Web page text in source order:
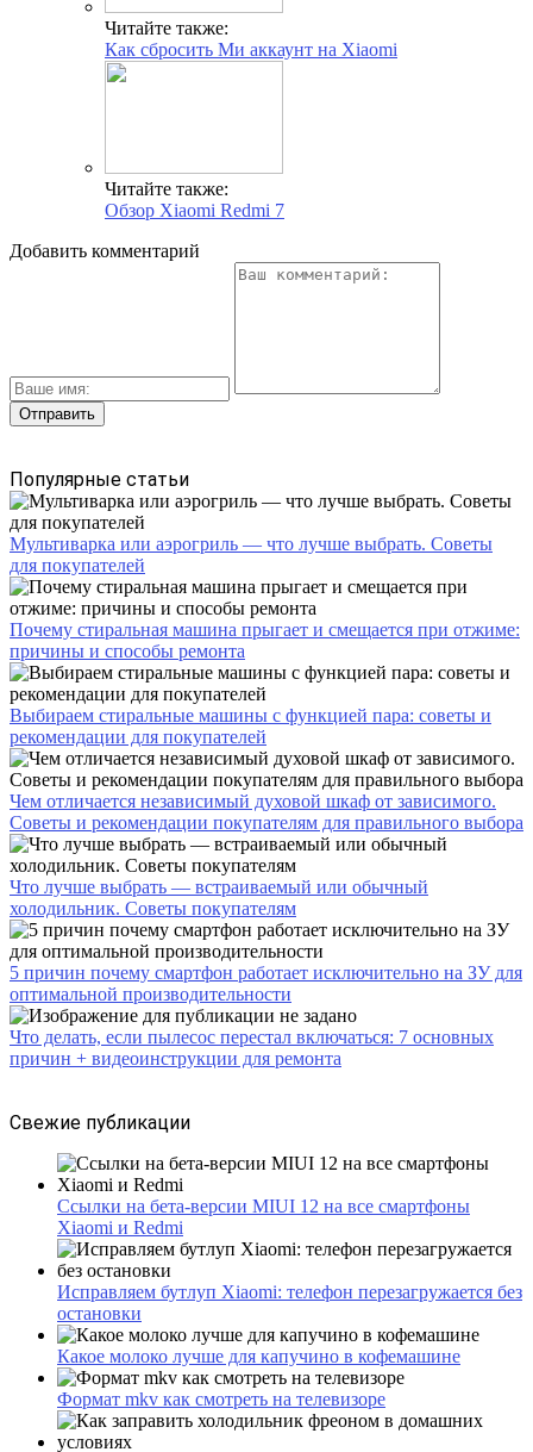
Читайте также:
Как сбросить Ми аккаунт на Xiaomi
Читайте также:
Обзор Xiaomi Redmi 7
Добавить комментарий
Популярные статьи
Мультиварка или аэрогриль — что лучше выбрать. Советы
для покупателей
Почему стиральная машина прыгает и смещается при отжиме:
причины и способы ремонта
Выбираем стиральные машины с функцией пара: советы и
рекомендации для покупателей
Чем отличается независимый духовой шкаф от зависимого.
Советы и рекомендации покупателям для правильного выбора
Что лучше выбрать — встраиваемый или обычный
холодильник. Советы покупателям
5 причин почему смартфон работает исключительно на ЗУ для
оптимальной производительности
Что делать, если пылесос перестал включаться: 7 основных
причин + видеоинструкции для ремонта
Свежие публикации
Ссылки на бета-версии MIUI 12 на все смартфоны
Xiaomi и Redmi
Исправляем бутлуп Xiaomi: телефон перезагружается без
остановки
Какое молоко лучше для капучино в кофемашине
Формат mkv как смотреть на телевизоре